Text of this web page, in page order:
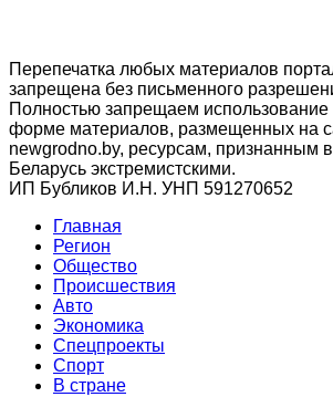
Перепечатка любых материалов
запрещена без письменного
Полностью запрещаем использование
форме материалов, размещенных на
newgrodno.by, ресурсам, признанным
Беларусь экстремистскими.
ИП Бубликов И.Н. УНП 591270652
Главная
Регион
Общество
Происшествия
Авто
Экономика
Спецпроекты
Cпорт
В стране